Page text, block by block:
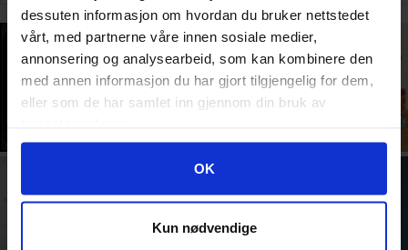
dessuten informasjon om hvordan du bruker nettstedet
vårt, med partnerne våre innen sosiale medier,
annonsering og analysearbeid, som kan kombinere den
med annen informasjon du har gjort tilgjengelig for dem,
eller som de har samlet inn gjennom din bruk av
Googles retningslinjer for personvern
OK
Kun nødvendige
Play